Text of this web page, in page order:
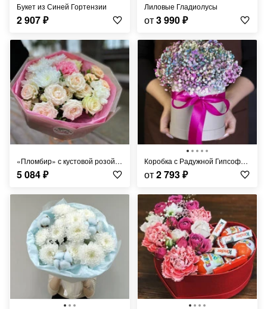
Букет из Синей Гортензии
2 907₽
Лиловые Гладиолусы
от3 990₽
«Пломбир» с кустовой розой любимой
5 084₽
Коробка с Радужной Гипсофилой
от2 793₽